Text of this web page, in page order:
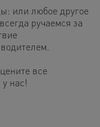
или любое другое
ручаемся за
все
нас!